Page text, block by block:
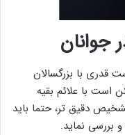
جوانان
قدری با بزرگسالان
است با علائم بقیه
دقیق تر، حتما باید
بررسی نماید.